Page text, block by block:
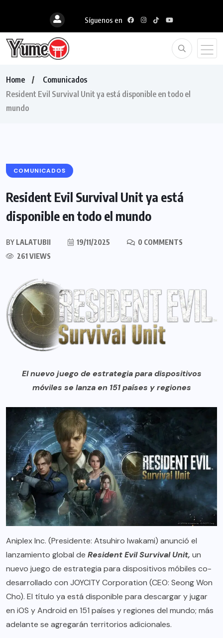
Síguenos en
Home
Comunicados
Resident Evil Survival Unit ya está disponible en todo el
mundo
COMUNICADOS
Resident Evil Survival Unit ya está
disponible en todo el mundo
BY LALATUBII 19/11/2025
0 COMMENTS
261 VIEWS
El nuevo juego de estrategia para dispositivos
móviles se lanza en 151 países y regiones
Aniplex Inc. (Presidente: Atsuhiro Iwakami) anunció el
lanzamiento global de Resident Evil Survival Unit, un
nuevo juego de estrategia para dispositivos móbiles co-
desarrollado con JOYCITY Corporation (CEO: Seong Won
Cho). El título ya está disponible para descargar y jugar
en iOS y Android en 151 países y regiones del mundo; más
adelante se agregarán territorios adicionales.